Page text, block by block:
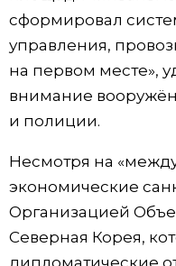
сформировал
управления,
на первом месте»,
внимание
и полиции.
Несмотря на
экономические
Организацией
Северная Корея,
дипломатические